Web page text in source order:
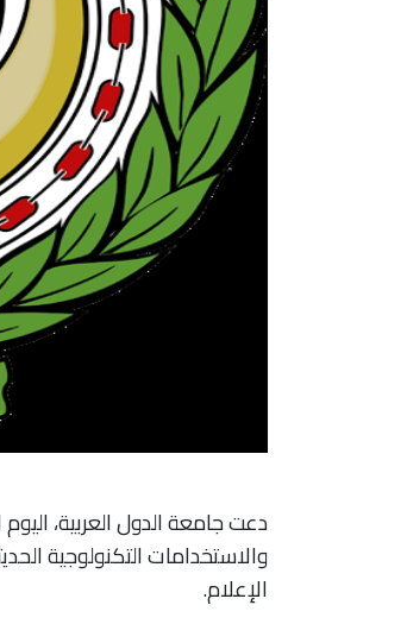
دعت جامعة الدول العربية،
والاستخدامات التكنولوجية
الإعلام.